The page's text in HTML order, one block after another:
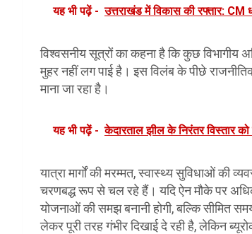
यह भी पढ़ें - उत्तराखंड में विकास की रफ्तार:
विश्वसनीय सूत्रों का कहना है कि कुछ विभागीय
मुहर नहीं लग पाई है। इस विलंब के पीछे
माना जा रहा है।
यह भी पढ़ें - केदारताल झील के निरंतर विस्तार
यात्रा मार्गों की मरम्मत, स्वास्थ्य सुविधाओं
चरणबद्ध रूप से चल रहे हैं। यदि ऐन मौके पर
योजनाओं की समझ बनानी होगी, बल्कि सीमित
लेकर पूरी तरह गंभीर दिखाई दे रही है, लेकिन